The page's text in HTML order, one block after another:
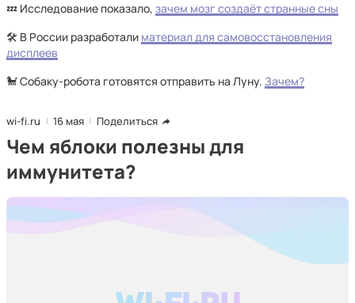
💤 Исследование показало, зачем мозг создаёт странные сны
🛠️ В России разработали материал для самовосстановления
дисплеев
🐩 Собаку-робота готовятся отправить на Луну. Зачем?
wi-fi.ru 16 мая Поделиться
Чем яблоки полезны для
иммунитета?